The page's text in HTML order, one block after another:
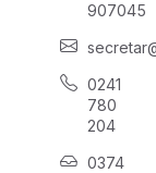
907045
0241
780
204
0374